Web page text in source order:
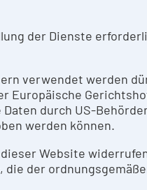
quantum photonics,
der Dienste
verwendet werden
Europäische
durch US-
werden können.
Website
die der